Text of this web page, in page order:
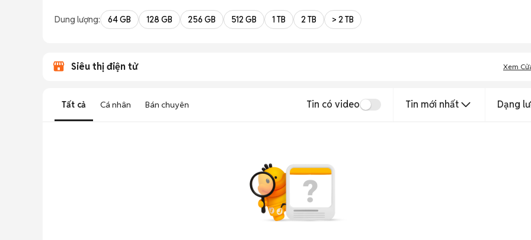
Dung lượng: 64 GB 128 GB 256 GB 512 GB 1 TB 2 TB > 2 TB
Siêu thị điện tử Xem
Tất cả Cá nhân Bán chuyên Tin có video Tin mới nhất Dạng